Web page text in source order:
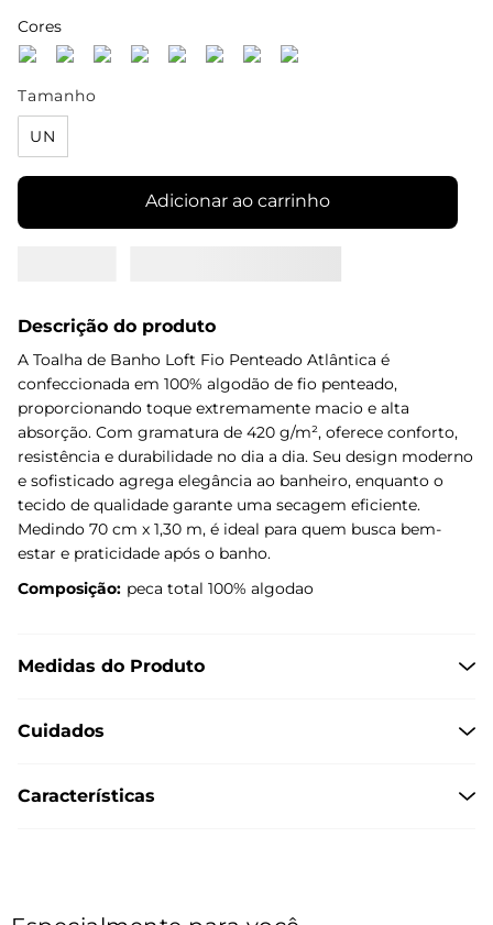
Cores
Tamanho
UN
Adicionar ao carrinho
Descrição do produto
A Toalha de Banho Loft Fio Penteado Atlântica é
confeccionada em 100% algodão de fio penteado,
proporcionando toque extremamente macio e alta
absorção. Com gramatura de 420 g/m², oferece conforto,
resistência e durabilidade no dia a dia. Seu design moderno
e sofisticado agrega elegância ao banheiro, enquanto o
tecido de qualidade garante uma secagem eficiente.
Medindo 70 cm x 1,30 m, é ideal para quem busca bem-
estar e praticidade após o banho.
Composição: peca total 100% algodao
Medidas do Produto
Cuidados
Características